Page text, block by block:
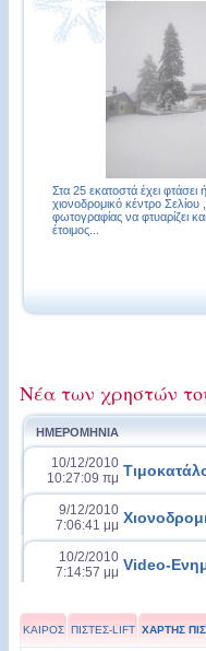
Στα 25 εκατοστά έχει φτάσει
χιονοδρομικό κέντρο Σελίου
φωτογραφίας να φτυαρίζει
έτοιμος...
Νέα των χρηστών
ΗΜΕΡΟΜΗΝΙΑ
10/12/2010
10:27:09 πμ
9/12/2010
7:06:41 μμ
10/2/2010
7:14:57 μμ Video-
ΚΑΙΡΟΣ ΠΙΣΤΕΣ-LIFT ΧΑΡΤΗΣ